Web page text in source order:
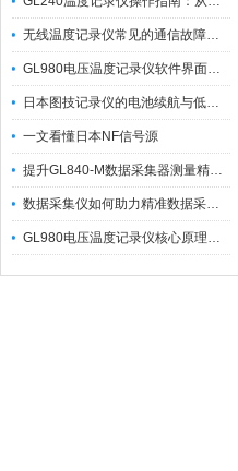
无线温度记录仪常见的通信故障诊断与排除指南
GL980电压温度记录仪软件界面功能与使用技巧
日本图技记录仪的电池续航与低功耗模式适用场景分析
一文看懂日本NF信号源
提升GL840-M数据采集器测量精度的操作秘籍
数据采集仪如何助力精准数据采集与分析？​
GL980电压温度记录仪核心原理及行业应用